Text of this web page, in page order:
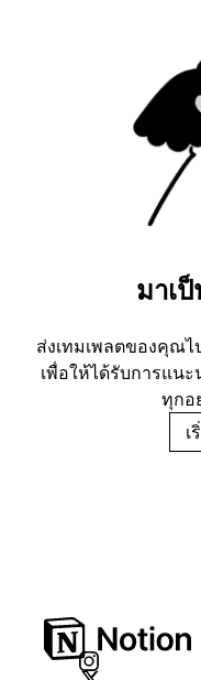
มาเ
ส่งเทมเพลตของคุณไ
เพื่อให้ได้รับการแน
ทุกอ
เ